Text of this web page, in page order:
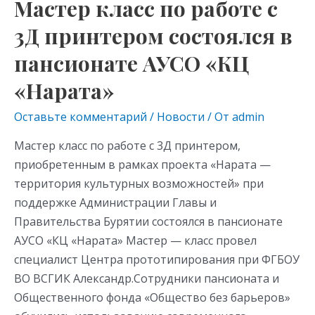
Мастер класс по работе с
3Д принтером состоялся в
пансионате АУСО «КЦ
«Нарата»
Оставьте комментарий / Новости / От admin
Мастер класс по работе с 3Д принтером,
приобретенным в рамках проекта «Нарата —
территория культурных возможностей» при
поддержке Администрации Главы и
Правительства Бурятии состоялся в пансионате
АУСО «КЦ «Нарата» Мастер — класс провел
специалист Центра прототипирования при ФГБОУ
ВО ВСГИК Александр.Сотрудники пансионата и
Общественного фонда «Общество без барьеров»